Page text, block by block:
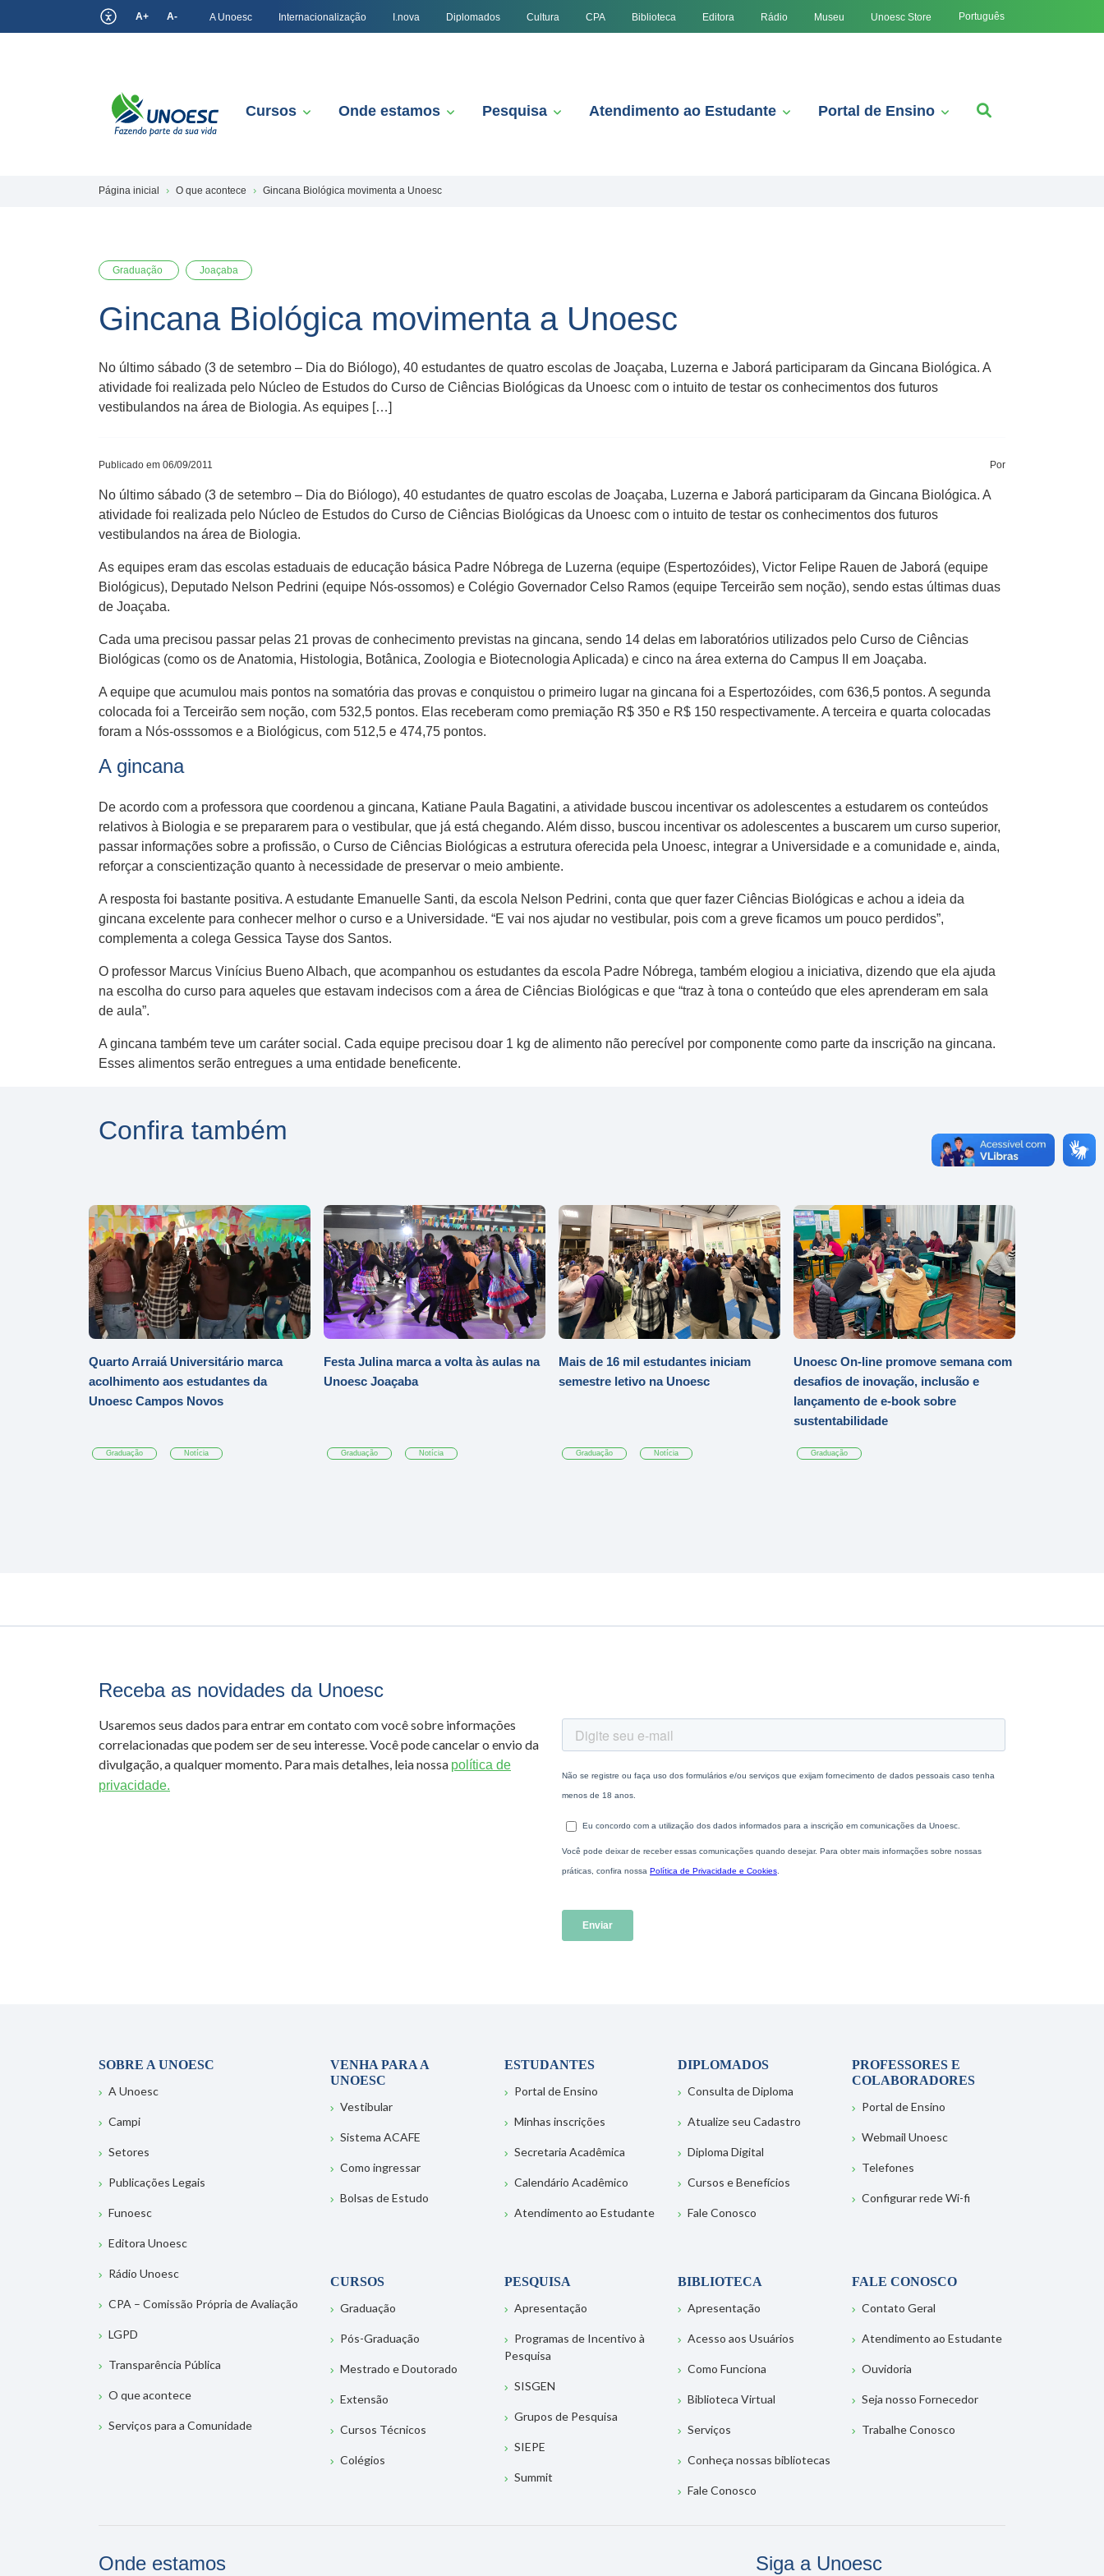
A+ A- A Unoesc Internacionalização I.nova Diplomados Cultura CPA Biblioteca Editora Rádio Museu Unoesc Store Português
Cursos Onde estamos Pesquisa Atendimento ao Estudante Portal de Ensino
Página inicial O que acontece Gincana Biológica movimenta a Unoesc
Graduação Joaçaba
Gincana Biológica movimenta a Unoesc
No último sábado (3 de setembro – Dia do Biólogo), 40 estudantes de quatro escolas de Joaçaba, Luzerna e Jaborá participaram da Gincana Biológica. A
atividade foi realizada pelo Núcleo de Estudos do Curso de Ciências Biológicas da Unoesc com o intuito de testar os conhecimentos dos futuros
vestibulandos na área de Biologia. As equipes […]
Publicado em 06/09/2011 Por
No último sábado (3 de setembro – Dia do Biólogo), 40 estudantes de quatro escolas de Joaçaba, Luzerna e Jaborá participaram da Gincana Biológica. A
atividade foi realizada pelo Núcleo de Estudos do Curso de Ciências Biológicas da Unoesc com o intuito de testar os conhecimentos dos futuros
vestibulandos na área de Biologia.
As equipes eram das escolas estaduais de educação básica Padre Nóbrega de Luzerna (equipe (Espertozóides), Victor Felipe Rauen de Jaborá (equipe
Biológicus), Deputado Nelson Pedrini (equipe Nós-ossomos) e Colégio Governador Celso Ramos (equipe Terceirão sem noção), sendo estas últimas duas
de Joaçaba.
Cada uma precisou passar pelas 21 provas de conhecimento previstas na gincana, sendo 14 delas em laboratórios utilizados pelo Curso de Ciências
Biológicas (como os de Anatomia, Histologia, Botânica, Zoologia e Biotecnologia Aplicada) e cinco na área externa do Campus II em Joaçaba.
A equipe que acumulou mais pontos na somatória das provas e conquistou o primeiro lugar na gincana foi a Espertozóides, com 636,5 pontos. A segunda
colocada foi a Terceirão sem noção, com 532,5 pontos. Elas receberam como premiação R$ 350 e R$ 150 respectivamente. A terceira e quarta colocadas
foram a Nós-osssomos e a Biológicus, com 512,5 e 474,75 pontos.
A gincana
De acordo com a professora que coordenou a gincana, Katiane Paula Bagatini, a atividade buscou incentivar os adolescentes a estudarem os conteúdos
relativos à Biologia e se prepararem para o vestibular, que já está chegando. Além disso, buscou incentivar os adolescentes a buscarem um curso superior,
passar informações sobre a profissão, o Curso de Ciências Biológicas a estrutura oferecida pela Unoesc, integrar a Universidade e a comunidade e, ainda,
reforçar a conscientização quanto à necessidade de preservar o meio ambiente.
A resposta foi bastante positiva. A estudante Emanuelle Santi, da escola Nelson Pedrini, conta que quer fazer Ciências Biológicas e achou a ideia da
gincana excelente para conhecer melhor o curso e a Universidade. “E vai nos ajudar no vestibular, pois com a greve ficamos um pouco perdidos”,
complementa a colega Gessica Tayse dos Santos.
O professor Marcus Vinícius Bueno Albach, que acompanhou os estudantes da escola Padre Nóbrega, também elogiou a iniciativa, dizendo que ela ajuda
na escolha do curso para aqueles que estavam indecisos com a área de Ciências Biológicas e que “traz à tona o conteúdo que eles aprenderam em sala
de aula”.
A gincana também teve um caráter social. Cada equipe precisou doar 1 kg de alimento não perecível por componente como parte da inscrição na gincana.
Esses alimentos serão entregues a uma entidade beneficente.
Confira também
Quarto Arraiá Universitário marca
acolhimento aos estudantes da
Unoesc Campos Novos
Graduação Notícia
Festa Julina marca a volta às aulas na
Unoesc Joaçaba
Graduação Notícia
Mais de 16 mil estudantes iniciam
semestre letivo na Unoesc
Graduação Notícia
Unoesc On-line promove semana com
desafios de inovação, inclusão e
lançamento de e-book sobre
sustentabilidade
Graduação
Receba as novidades da Unoesc
Usaremos seus dados para entrar em contato com você sobre informações
correlacionadas que podem ser de seu interesse. Você pode cancelar o envio da
divulgação, a qualquer momento. Para mais detalhes, leia nossa política de
privacidade.
SOBRE A UNOESC
A Unoesc
Campi
Setores
Publicações Legais
Funoesc
Editora Unoesc
Rádio Unoesc
CPA – Comissão Própria de Avaliação
LGPD
Transparência Pública
O que acontece
Serviços para a Comunidade
VENHA PARA A
UNOESC
Vestibular
Sistema ACAFE
Como ingressar
Bolsas de Estudo
ESTUDANTES
Portal de Ensino
Minhas inscrições
Secretaria Acadêmica
Calendário Acadêmico
Atendimento ao Estudante
DIPLOMADOS
Consulta de Diploma
Atualize seu Cadastro
Diploma Digital
Cursos e Benefícios
Fale Conosco
PROFESSORES E
COLABORADORES
Portal de Ensino
Webmail Unoesc
Telefones
Configurar rede Wi-fi
CURSOS
Graduação
Pós-Graduação
Mestrado e Doutorado
Extensão
Cursos Técnicos
Colégios
PESQUISA
Apresentação
Programas de Incentivo à
Pesquisa
SISGEN
Grupos de Pesquisa
SIEPE
Summit
BIBLIOTECA
Apresentação
Acesso aos Usuários
Como Funciona
Biblioteca Virtual
Serviços
Conheça nossas bibliotecas
Fale Conosco
FALE CONOSCO
Contato Geral
Atendimento ao Estudante
Ouvidoria
Seja nosso Fornecedor
Trabalhe Conosco
Onde estamos Siga a Unoesc